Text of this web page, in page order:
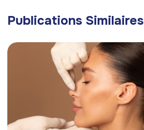
Publications Similaires